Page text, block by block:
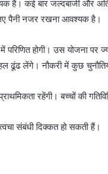
कई बार जल्दबाजी और
पैनी नजर रखना आवश्यक है।
में परिणित होगी। उस योजना
हल ढूंढ लेंगे। नौकरी में कुछ
रहेंगी। बच्चों की
संबंधी दिक्कत हो सकती हैं।